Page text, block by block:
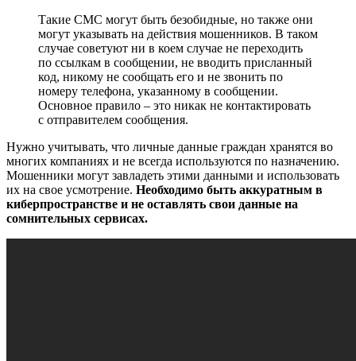
Такие СМС могут быть безобидные, но также они
могут указывать на действия мошенников. В таком
случае советуют ни в коем случае не переходить
по ссылкам в сообщении, не вводить присланный
код, никому не сообщать его и не звонить по
номеру телефона, указанному в сообщении.
Основное правило – это никак не контактировать
с отправителем сообщения.
Нужно учитывать, что личные данные граждан хранятся во
многих компаниях и не всегда используются по назначению.
Мошенники могут завладеть этими данными и использовать
их на свое усмотрение. Необходимо быть аккуратным в
киберпространстве и не оставлять свои данные на
сомнительных сервисах.